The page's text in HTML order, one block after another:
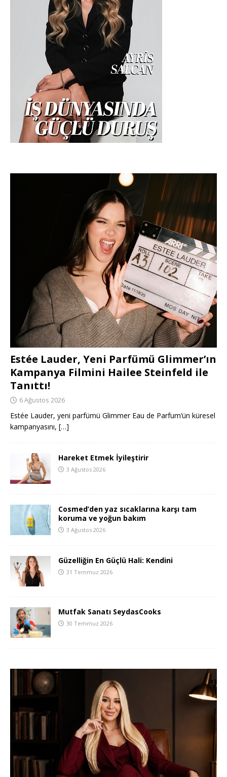
Estée Lauder, Yeni Parfümü Glimmer’ın
Kampanya Filmini Hailee Steinfeld ile
Tanıttı!
6 Ağustos 2026
Estée Lauder, yeni parfümü Glimmer Eau de Parfum’ün küresel
kampanyasını, […]
Hareket Etmek İyileştirir
3 Ağustos 2026
Cosmed’den yaz sıcaklarına karşı tam
koruma ve yoğun bakım
3 Ağustos 2026
Güzelliğin En Güçlü Hali: Kendini
31 Temmuz 2026
Mutfak Sanatı SeydasCooks
30 Temmuz 2026